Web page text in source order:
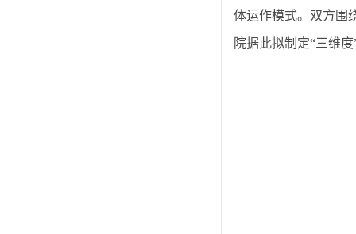
体运作模式。双方围
院据此拟制定“三维